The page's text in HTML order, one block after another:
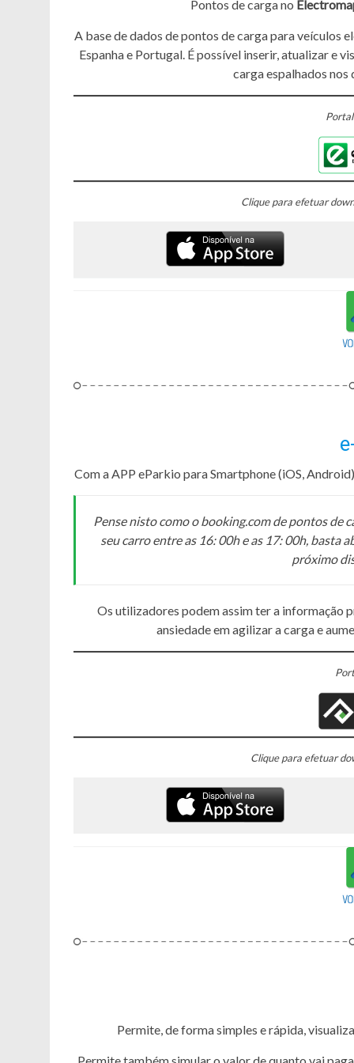
Pontos de carga no
A base de dados de pontos de carga para veículos
Espanha e Portugal. É possível inserir, atualizar e
carga espalhados nos
Clique para efetuar
Com a APP eParkio para Smartphone (iOS,
Pense nisto como o booking.com de pontos de
seu carro entre as 16: 00h e as 17: 00h, basta
próximo
Os utilizadores podem assim ter a informação
ansiedade em agilizar a carga e
Clique para efetuar
Permite, de forma simples e rápida,